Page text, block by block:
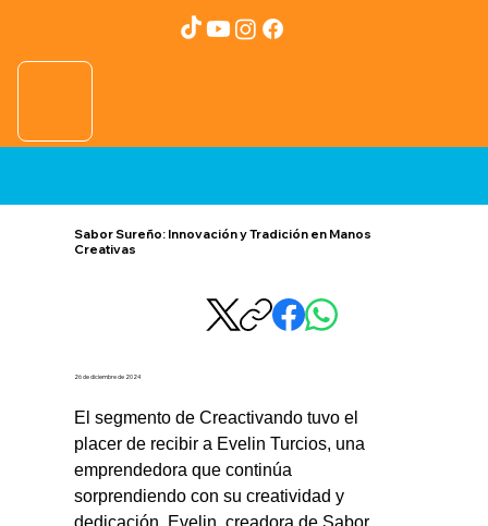
Sabor Sureño: Innovación y Tradición en Manos
Creativas
26 de diciembre de 2024
El segmento de Creactivando tuvo el
placer de recibir a Evelin Turcios, una
emprendedora que continúa
sorprendiendo con su creatividad y
dedicación. Evelin, creadora de Sabor